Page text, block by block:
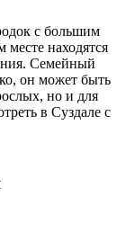
с большим
месте находятся
Семейный
он может быть
но и для
в Суздале с